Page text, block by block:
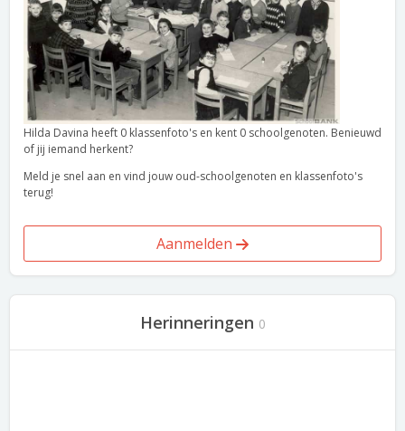
Hilda Davina heeft 0 klassenfoto's en kent 0 schoolgenoten. Benieuwd
of jij iemand herkent?
Meld je snel aan en vind jouw oud-schoolgenoten en klassenfoto's
terug!
Aanmelden
Herinneringen 0